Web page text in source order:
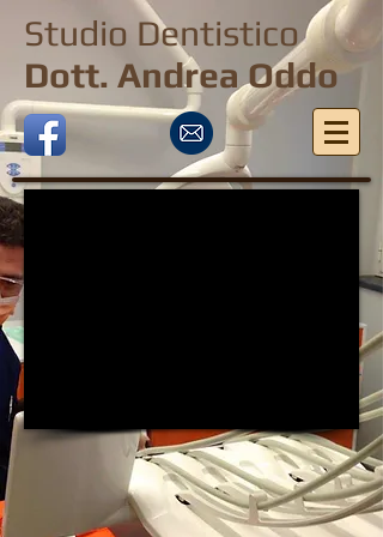
Studio Dentistico
Dott. Andrea Oddo